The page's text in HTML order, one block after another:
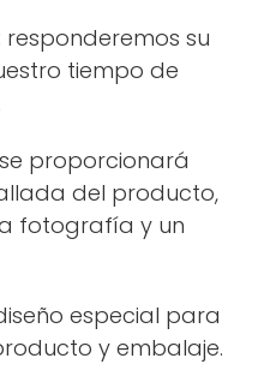
: responderemos su
tiempo de
proporcionará
del producto,
fotografía y un
especial para
y embalaje.